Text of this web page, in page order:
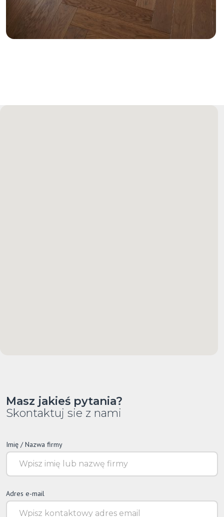
Masz jakieś pytania?
Skontaktuj sie z nami
Imię / Nazwa firmy
Adres e-mail